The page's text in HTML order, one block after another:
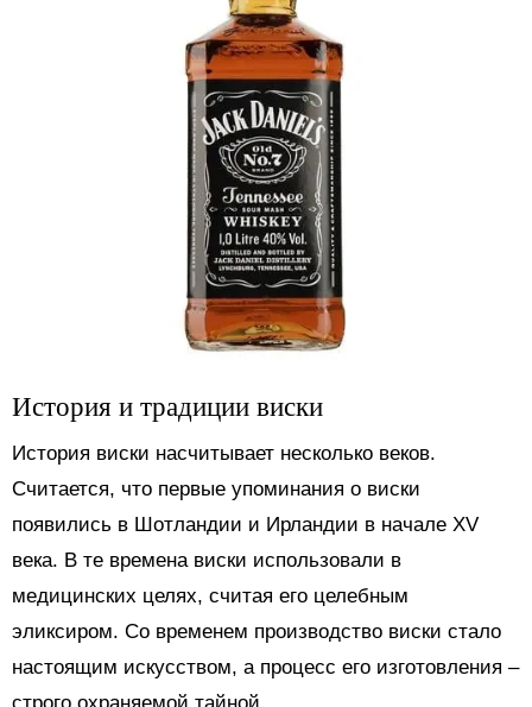
История и традиции виски
История виски насчитывает несколько веков.
Считается, что первые упоминания о виски
появились в Шотландии и Ирландии в начале XV
века. В те времена виски использовали в
медицинских целях, считая его целебным
эликсиром. Со временем производство виски стало
настоящим искусством, а процесс его изготовления –